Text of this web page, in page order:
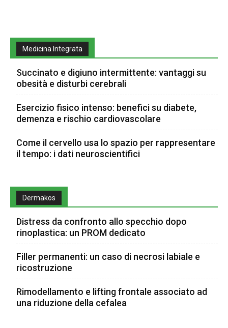
Medicina Integrata
Succinato e digiuno intermittente: vantaggi su
obesità e disturbi cerebrali
Esercizio fisico intenso: benefici su diabete,
demenza e rischio cardiovascolare
Come il cervello usa lo spazio per rappresentare
il tempo: i dati neuroscientifici
Dermakos
Distress da confronto allo specchio dopo
rinoplastica: un PROM dedicato
Filler permanenti: un caso di necrosi labiale e
ricostruzione
Rimodellamento e lifting frontale associato ad
una riduzione della cefalea